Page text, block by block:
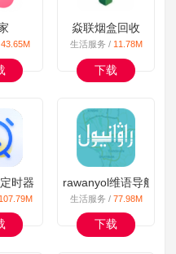
43.65M
焱联烟盒回收
生活服务 / 11.78M
下载
时器
107.79M
rawanyol维语导航
生活服务 / 77.98M
下载